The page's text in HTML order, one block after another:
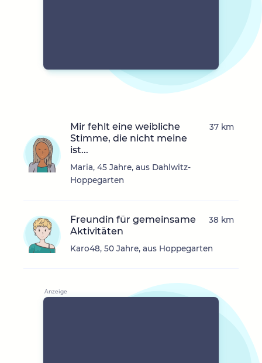
Mir fehlt eine weibliche
Stimme, die nicht meine
ist...
Maria, 45 Jahre, aus Dahlwitz-
Hoppegarten
37 km
Freundin für gemeinsame
Aktivitäten
Karo48, 50 Jahre, aus Hoppegarten
38 km